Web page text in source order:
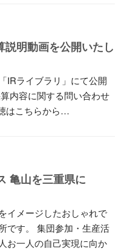
明動画を公開いたし
IRライブラリ」にて公開
内容に関する問い合わせ
はこちらから…
亀山を三重県に
イメージしたおしゃれで
です。 集団参加・生産活
お一人の自己実現に向か